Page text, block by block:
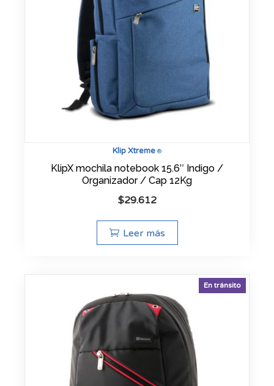
Klip Xtreme ®
KlipX mochila notebook 15.6″ Indigo /
Organizador / Cap 12Kg
$29.612
Leer más
En tránsito